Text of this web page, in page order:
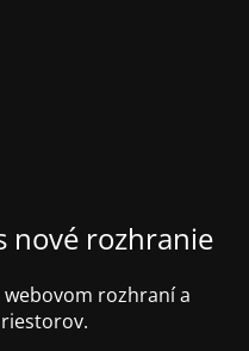
nové rozhranie
rozhraní a